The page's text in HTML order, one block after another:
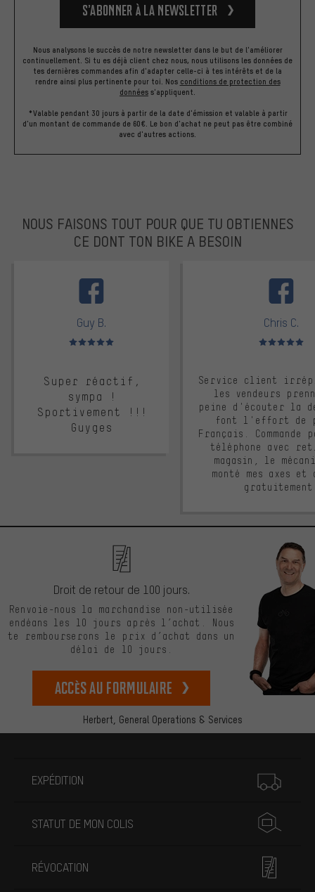
S’abonner à la newsletter
Nous analysons le succès de notre newsletter dans le but de l'améliorer
continuellement. Si tu es déjà client chez nous, nous utilisons les données de
tes dernières commandes afin d'adapter celle-ci à tes intérêts et de la
rendre ainsi plus pertinente pour toi. Nos conditions de protection des
données s'appliquent.
*Valable pendant 30 jours à partir de la date d'émission et valable à partir
d'un montant de commande de 60€. Le bon d'achat ne peut pas être combiné
avec d'autres actions.
NOUS FAISONS TOUT POUR QUE TU OBTIENNES
CE DONT TON BIKE A BESOIN
Guy B.
Note moyenne : 5 sur 5
Super réactif,
sympa !
Sportivement !!!
Guyges
Chris C.
Note moyenne :
Service client
les vendeurs
peine d'écouter la
font l'effort de
Français. Commande
téléphone avec
magasin, le
monté mes axes et
Herbert, General Operations & Services
Droit de retour de 100 jours.
Renvoie-nous la marchandise non-utilisée
endéans les 10 jours après l’achat. Nous
te rembourserons le prix d’achat dans un
délai de 10 jours.
Accès au formulaire
EXPÉDITION
STATUT DE MON COLIS
RÉVOCATION